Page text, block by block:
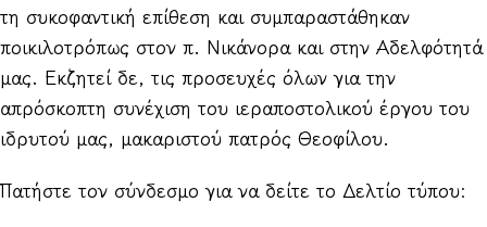
τη συκοφαντική επίθεση και συμπαραστάθηκαν
ποικιλοτρόπως στον π. Νικάνορα και στην Αδελφότητά
μας. Εκζητεί δε, τις προσευχές όλων για την
απρόσκοπτη συνέχιση του ιεραποστολικού έργου του
ιδρυτού μας, μακαριστού πατρός Θεοφίλου.
Πατήστε τον σύνδεσμο για να δείτε το Δελτίο τύπου: